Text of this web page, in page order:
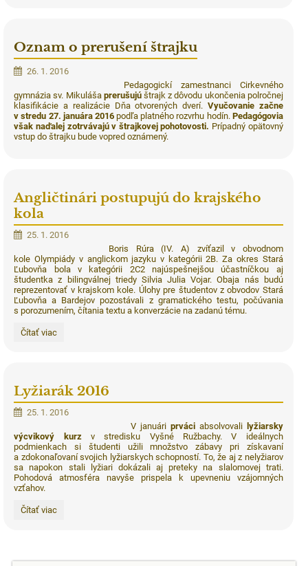
Oznam o prerušení štrajku
26. 1. 2016
Pedagogickí zamestnanci Cirkevného
gymnázia sv. Mikuláša prerušujúštrajk z dôvodu ukončenia polročnej
klasifikácie a realizácie Dňa otvorených dverí. Vyučovanie začne
v stredu 27. januára 2016podľa platného rozvrhu hodín. Pedagógovia
však naďalej zotrvávajú v štrajkovej pohotovosti. Prípadný opätovný
vstup do štrajku bude vopred oznámený.
Angličtinári postupujú do krajského
kola
25. 1. 2016
Boris Rúra (IV. A) zvíťazil v obvodnom
kole Olympiády v anglickom jazyku v kategórii 2B. Za okres Stará
Ľubovňa bola v kategórii 2C2 najúspešnejšou účastníčkou aj
študentka z bilingválnej triedy Silvia Julia Vojar. Obaja nás budú
reprezentovať v krajskom kole. Úlohy pre študentov z obvodov Stará
Ľubovňa a Bardejov pozostávali z gramatického testu, počúvania
s porozumením, čítania textu a konverzácie na zadanú tému.
Angličtinári
Čítať viac
Lyžiarák 2016
25. 1. 2016
V januári prváci absolvovali lyžiarsky
výcvikový kurzv stredisku Vyšné Ružbachy. V ideálnych
podmienkach si študenti užili množstvo zábavy pri získavaní
a zdokonaľovaní svojich lyžiarskych schopností. To, že aj z nelyžiarov
sa napokon stali lyžiari dokázali aj preteky na slalomovej trati.
Pohodová atmosféra navyše prispela k upevneniu vzájomných
vzťahov.
Lyžiarák
Čítať viac